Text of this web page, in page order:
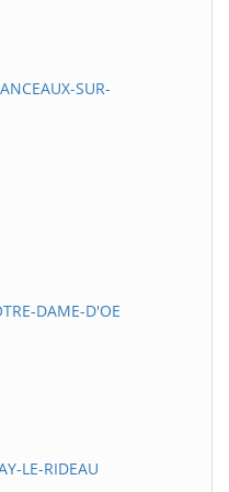
SUR-
DAME-D'OE
LE-RIDEAU